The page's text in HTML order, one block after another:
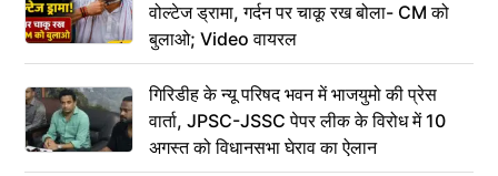
वोल्टेज ड्रामा, गर्दन पर चाकू रख बोला- CM को
बुलाओ; Video वायरल
गिरिडीह के न्यू परिषद भवन में भाजयुमो की प्रेस
वार्ता, JPSC-JSSC पेपर लीक के विरोध में 10
अगस्त को विधानसभा घेराव का ऐलान